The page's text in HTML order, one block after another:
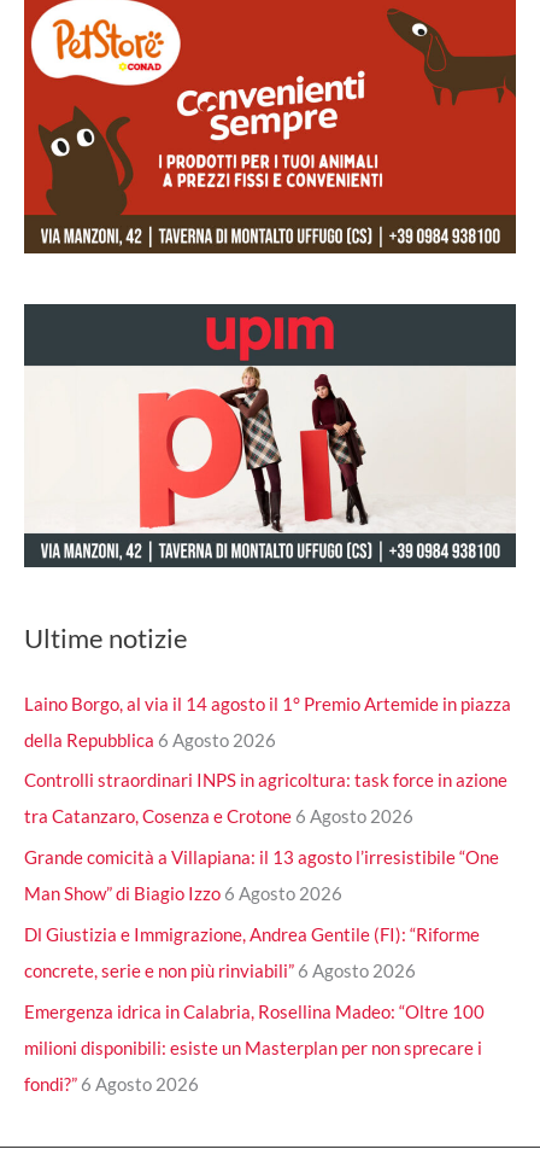
Ultime notizie
Laino Borgo, al via il 14 agosto il 1° Premio Artemide in piazza
della Repubblica 6 Agosto 2026
Controlli straordinari INPS in agricoltura: task force in azione
tra Catanzaro, Cosenza e Crotone 6 Agosto 2026
Grande comicità a Villapiana: il 13 agosto l’irresistibile “One
Man Show” di Biagio Izzo 6 Agosto 2026
Dl Giustizia e Immigrazione, Andrea Gentile (FI): “Riforme
concrete, serie e non più rinviabili” 6 Agosto 2026
Emergenza idrica in Calabria, Rosellina Madeo: “Oltre 100
milioni disponibili: esiste un Masterplan per non sprecare i
fondi?” 6 Agosto 2026